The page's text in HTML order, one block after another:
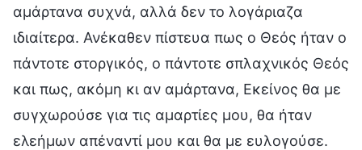
αμάρτανα συχνά, αλλά δεν το λογάριαζα
ιδιαίτερα. Ανέκαθεν πίστευα πως ο Θεός ήταν ο
πάντοτε στοργικός, ο πάντοτε σπλαχνικός Θεός
και πως, ακόμη κι αν αμάρτανα, Εκείνος θα με
συγχωρούσε για τις αμαρτίες μου, θα ήταν
ελεήμων απέναντί μου και θα με ευλογούσε.